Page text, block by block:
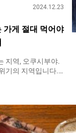
2024.12.23
가게 절대 먹어야
지역, 오쿠시부야.
기의 지역입니다.
찾아 많은 사람들
있는 『뇽뇨고
현 츠가루시의 방
단어입니다. 『닌